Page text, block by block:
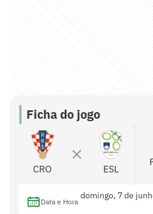
Ficha do jogo
CRO ESL
Data e Hora
domingo, 7 de